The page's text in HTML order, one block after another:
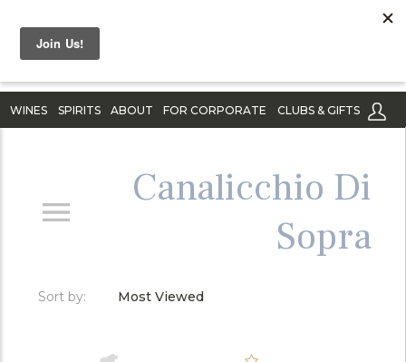
WINES SPIRITS ABOUT FOR CORPORATE CLUBS & GIFTS
Canalicchio Di
Sopra
Sort by: Most Viewed